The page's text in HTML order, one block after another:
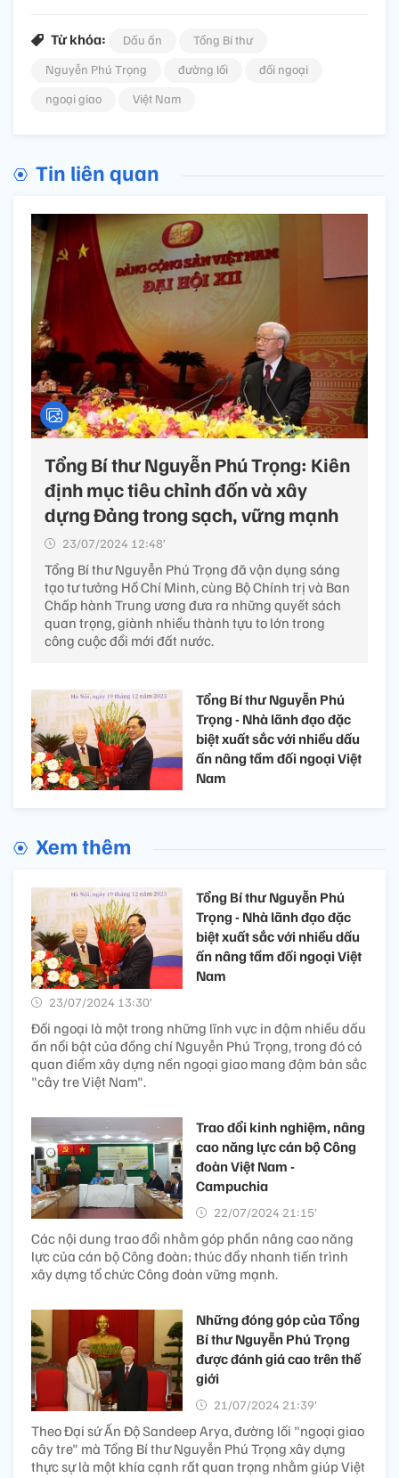
Từ khóa: Dấu ấn
Tổng Bí thư
Nguyễn Phú Trọng
đường lối
đối ngoại
ngoại giao
Việt Nam
Tin liên quan
Tổng Bí thư Nguyễn Phú Trọng: Kiên
định mục tiêu chỉnh đốn và xây
dựng Đảng trong sạch, vững mạnh
23/07/2024 12:48’
Tổng Bí thư Nguyễn Phú Trọng đã vận dụng sáng
tạo tư tưởng Hồ Chí Minh, cùng Bộ Chính trị và Ban
Chấp hành Trung ương đưa ra những quyết sách
quan trọng, giành nhiều thành tựu to lớn trong
công cuộc đổi mới đất nước.
Tổng Bí thư Nguyễn Phú
Trọng - Nhà lãnh đạo đặc
biệt xuất sắc với nhiều dấu
ấn nâng tầm đối ngoại Việt
Nam
Xem thêm
Tổng Bí thư Nguyễn Phú
Trọng - Nhà lãnh đạo đặc
biệt xuất sắc với nhiều dấu
ấn nâng tầm đối ngoại Việt
Nam
23/07/2024 13:30’
Đối ngoại là một trong những lĩnh vực in đậm nhiều dấu
ấn nổi bật của đồng chí Nguyễn Phú Trọng, trong đó có
quan điểm xây dựng nền ngoại giao mang đậm bản sắc
"cây tre Việt Nam".
Trao đổi kinh nghiệm, nâng
cao năng lực cán bộ Công
đoàn Việt Nam -
Campuchia
22/07/2024 21:15’
Các nội dung trao đổi nhằm góp phần nâng cao năng
lực của cán bộ Công đoàn; thúc đẩy nhanh tiến trình
xây dựng tổ chức Công đoàn vững mạnh.
Những đóng góp của Tổng
Bí thư Nguyễn Phú Trọng
được đánh giá cao trên thế
giới
21/07/2024 21:39’
Theo Đại sứ Ấn Độ Sandeep Arya, đường lối "ngoại giao
cây tre" mà Tổng Bí thư Nguyễn Phú Trọng xây dựng
thực sự là một khía cạnh rất quan trọng nhằm giúp Việt